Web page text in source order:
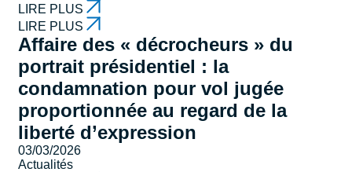
LIRE PLUS
LIRE PLUS
Affaire des « décrocheurs » du
portrait présidentiel : la
condamnation pour vol jugée
proportionnée au regard de la
liberté d’expression
03/03/2026
Actualités